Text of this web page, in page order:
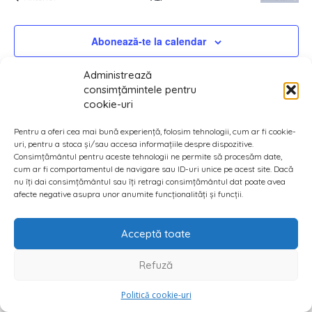
Administrează
consimțămintele pentru
cookie-uri
Pentru a oferi cea mai bună experiență, folosim tehnologii, cum ar fi cookie-
uri, pentru a stoca și/sau accesa informațiile despre dispozitive.
Consimțământul pentru aceste tehnologii ne permite să procesăm date,
cum ar fi comportamentul de navigare sau ID-uri unice pe acest site. Dacă
nu îți dai consimțământul sau îți retragi consimțământul dat poate avea
afecte negative asupra unor anumite funcționalități și funcții.
Acceptă toate
Refuză
Politică cookie-uri
și
Evenimente
Abonează-te la calendar